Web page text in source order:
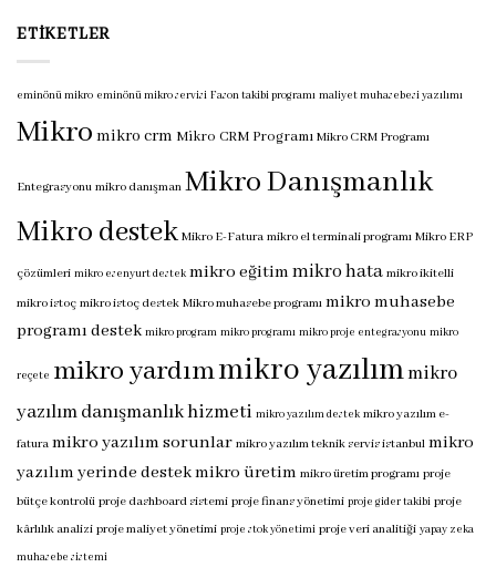
ETIKETLER
eminönü mikro eminönü mikro servisi Fason takibi programı maliyet muhasebesi yazılımı
Mikro mikro crm Mikro CRM Programı Mikro CRM Programı
Entegrasyonu mikro danışman Mikro Danışmanlık
Mikro destek Mikro E-Fatura mikro el terminali programı Mikro ERP
çözümleri mikro esenyurt destek mikro eğitimmikro hata mikro ikitelli
mikro istoç mikro istoç destek Mikro muhasebe programı mikro muhasebe
programı destek mikro program mikro programı mikro proje entegrasyonu mikro
reçete mikro yardımmikro yazılımmikro
yazılım danışmanlık hizmeti mikro yazılım destek mikro yazılım e-
fatura mikro yazılım sorunlar mikro yazılım teknik servis istanbul mikro
yazılım yerinde destekmikro üretim mikro üretim programı proje
bütçe kontrolü proje dashboard sistemi proje finans yönetimi proje gider takibi proje
kârlılık analizi proje maliyet yönetimi proje stok yönetimi proje veri analitiği yapay zeka
muhasebe sistemi